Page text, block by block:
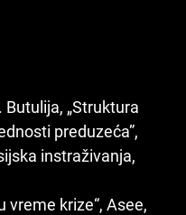
Butulija, „Struktura
preduzeća”,
instraživanja,
vreme krize“, Asee,